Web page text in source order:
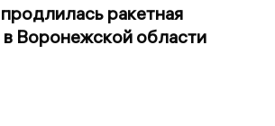
ракетная
в Воронежской области